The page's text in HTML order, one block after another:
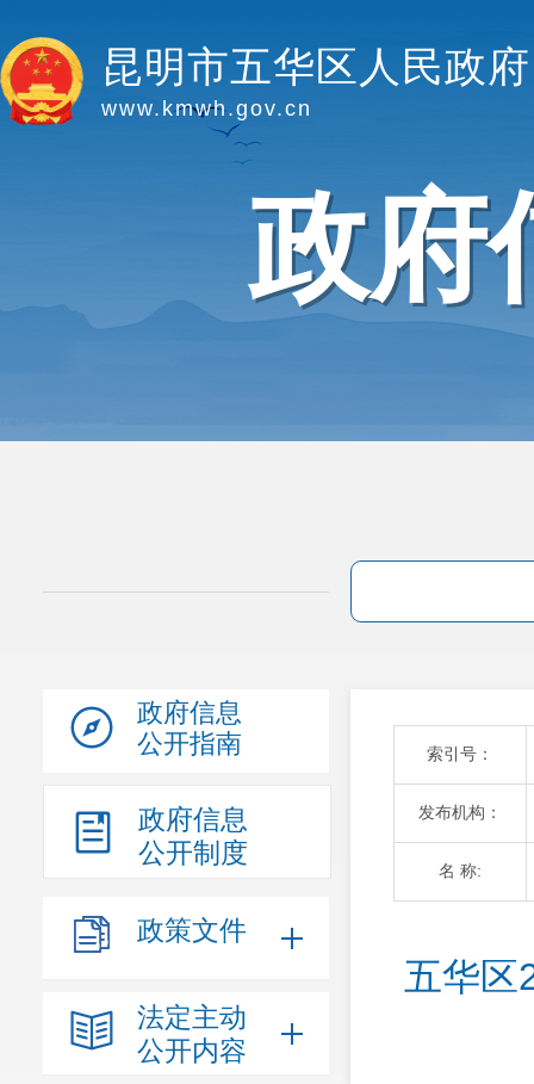
昆明市五华区人民政府
www.kmwh.gov.cn
政府
政府信息
公开指南
政府信息
公开制度
政策文件
法定主动
公开内容
索引号：
发布机构：
名 称:
五华区